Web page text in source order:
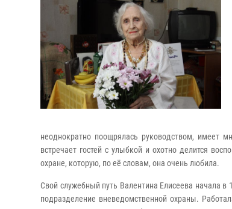
неоднократно поощрялась руководством, имеет
встречает гостей с улыбкой и охотно делится
охране, которую, по еë словам, она очень любила.
Свой служебный путь Валентина Елисеева начала в
подразделение вневедомственной охраны.